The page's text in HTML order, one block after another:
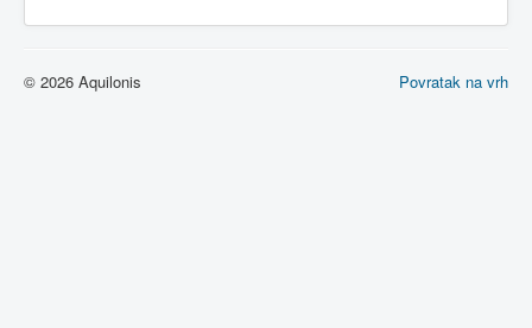
Povratak na vrh
© 2026 Aquilonis